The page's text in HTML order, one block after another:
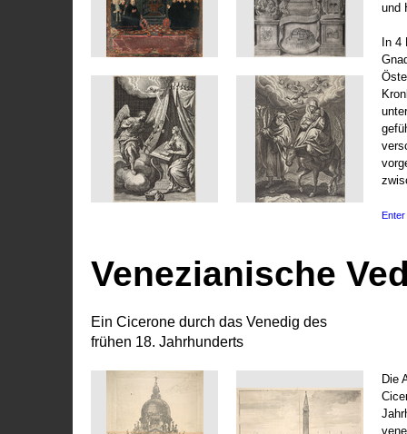
und
In 4
Enter
Venezianische
Ein Cicerone durch das Venedig des
frühen 18. Jahrhunderts
Die